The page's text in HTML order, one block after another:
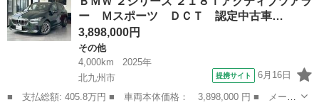
ｄアクティブツアラーエクスクルシブハイラインＰ ディーゼルター
ボ ＤＣ...
ー Ｍスポーツ ＤＣＴ 認定中古車…
3,898,000円
その他
4,000km
2025年
北九州市
提携サイト 6月16日
■ 支払総額: 405.8万円 ■ 車両本体価格： 3,898,000 円 ■ メーカ